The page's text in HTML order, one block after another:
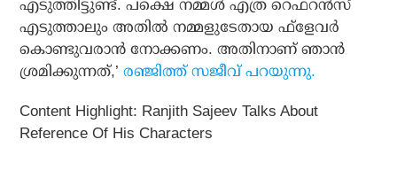
എടുത്തിട്ടുണ്ട്. പക്ഷെ നമ്മള്‍ എത്ര റെഫറന്‍സ്
എടുത്താലും അതില്‍ നമ്മളുടേതായ ഫ്‌ളേവര്‍
കൊണ്ടുവരാന്‍ നോക്കണം. അതിനാണ് ഞാന്‍
ശ്രമിക്കുന്നത്,’രഞ്ജിത്ത് സജീവ് പറയുന്നു.
Content Highlight: Ranjith Sajeev Talks About
Reference Of His Characters